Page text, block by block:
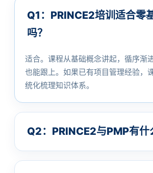
Q1：PRINCE2培训适合零
吗？
适合。课程从基础概念讲起，循序渐
也能跟上。如果已有项目管理经验，
统化梳理知识体系。
Q2：PRINCE2与PMP有什